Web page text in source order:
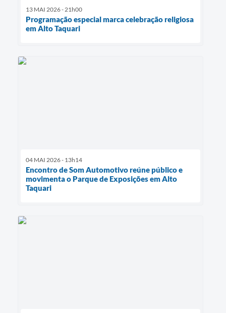
13 MAI 2026 - 21h00
Programação especial marca celebração religiosa
em Alto Taquari
04 MAI 2026 - 13h14
Encontro de Som Automotivo reúne público e
movimenta o Parque de Exposições em Alto
Taquari